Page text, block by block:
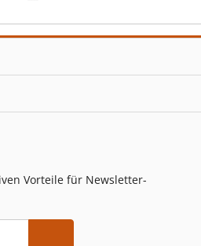
Vorteile für Newsletter-